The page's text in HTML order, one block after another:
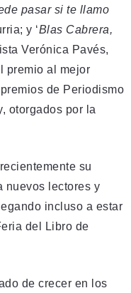
pasar si te llamo
y ‘Blas Cabrera,
Verónica Pavés,
premio al mejor
de Periodismo
otorgados por la
su
nuevos lectores y
incluso a estar
del Libro de
de crecer en los